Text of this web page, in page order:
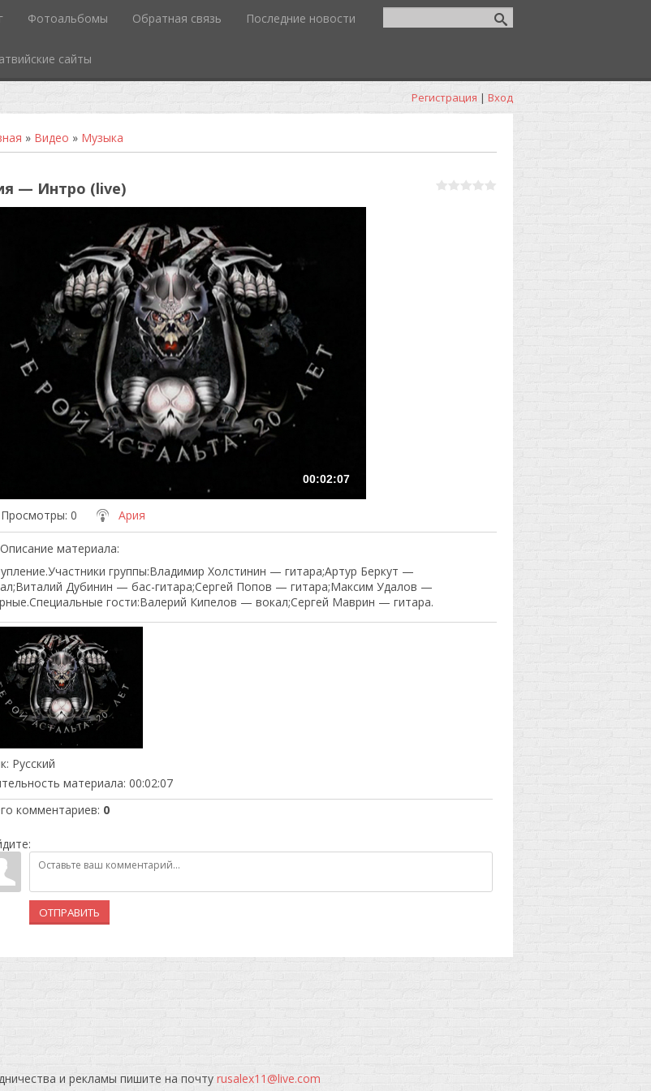
Фотоальбомы Обратная связь Последние новости
сайты
Регистрация | Вход
» Видео » Музыка
— Интро (live)
00:02:07
Просмотры: 0 Ария
Описание материала:
группы:Владимир Холстинин — гитара;Артур Беркут —
Дубинин — бас-гитара;Сергей Попов — гитара;Максим Удалов —
гости:Валерий Кипелов — вокал;Сергей Маврин — гитара.
: Русский
материала: 00:02:07
комментариев: 0
ОТПРАВИТЬ
и рекламы пишите на почту rusalex11@live.com